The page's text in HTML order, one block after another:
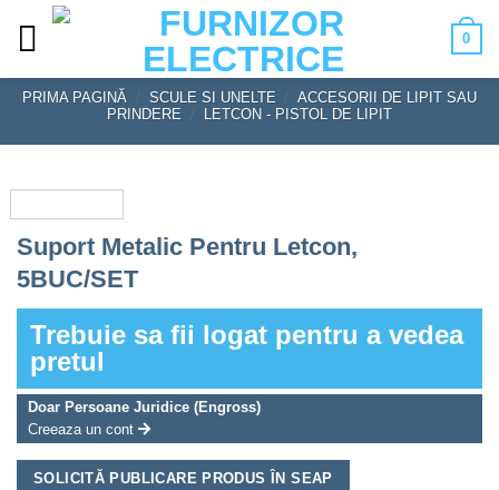
0
PRIMA PAGINĂ SCULE SI UNELTE
ACCESORII DE LIPIT SAU
PRINDERE
LETCON - PISTOL DE LIPIT
Suport Metalic Pentru Letcon,
5BUC/SET
Trebuie sa fii logat pentru a vedea
pretul
Doar Persoane Juridice (Engross)
Creeaza un cont
SOLICITĂ PUBLICARE PRODUS ÎN SEAP